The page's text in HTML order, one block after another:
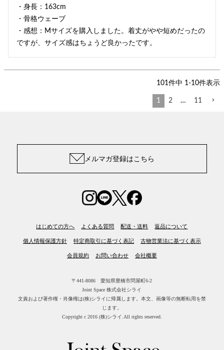
・身長：163cm
・骨格ウェーブ
・感想：Mサイズを購入しました。着丈がやや短めだったの
101件中 1-10件表示
1 2 … 11
メルマガ登録はこちら
はじめての方へ よくある質問 配送・送料 返品について
個人情報保護方針 特定商取引に基づく表記 古物営業法に基づく表示
会員規約 お問い合わせ 会社概要
〒441-8086 愛知県豊橋市問屋町6-2
Joint Space 株式会社シライ
文責および著作権・肖像権は(株)シライに帰属します。 本文、画像等の無断転用を禁
じます。
Copyright c 2016 (株)シライ.All rights reserved.